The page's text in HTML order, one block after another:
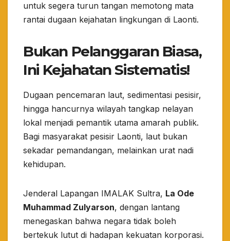
untuk segera turun tangan memotong mata
rantai dugaan kejahatan lingkungan di Laonti.
Bukan Pelanggaran Biasa,
Ini Kejahatan Sistematis!
​Dugaan pencemaran laut, sedimentasi pesisir,
hingga hancurnya wilayah tangkap nelayan
lokal menjadi pemantik utama amarah publik.
Bagi masyarakat pesisir Laonti, laut bukan
sekadar pemandangan, melainkan urat nadi
kehidupan.
​Jenderal Lapangan IMALAK Sultra, La Ode
Muhammad Zulyarson, dengan lantang
menegaskan bahwa negara tidak boleh
bertekuk lutut di hadapan kekuatan korporasi.